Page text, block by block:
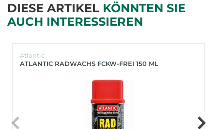
DIESE ARTIKEL KÖNNTEN SIE
AUCH INTERESSIEREN
Atlantic
ATLANTIC RADWACHS FCKW-FREI 150 ML